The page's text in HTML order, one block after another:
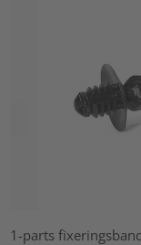
1-parts